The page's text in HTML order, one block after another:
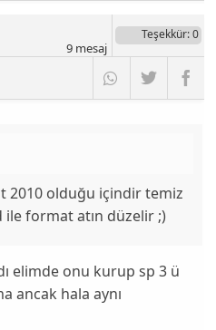
Teşekkür: 0
9mesaj
2010 olduğu içindir temiz
format atın düzelir ;)
elimde onu kurup sp 3 ü
ancak hala aynı